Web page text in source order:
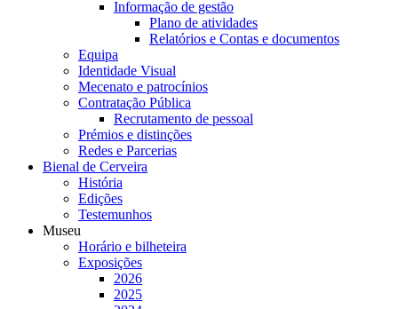
Informação de gestão
Plano de atividades
Relatórios e Contas e documentos
Equipa
Identidade Visual
Mecenato e patrocínios
Contratação Pública
Recrutamento de pessoal
Prémios e distinções
Redes e Parcerias
Bienal de Cerveira
História
Edições
Testemunhos
Museu
Horário e bilheteira
Exposições
2026
2025